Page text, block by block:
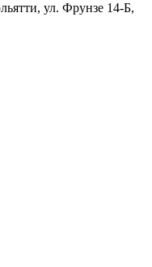
ул. Фрунзе 14-Б,